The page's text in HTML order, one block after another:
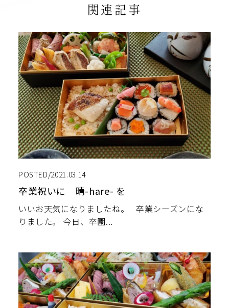
関連記事
POSTED/2021.03.14
卒業祝いに 晴-hare- を
いいお天気になりましたね。 卒業シーズンにな
りました。 今日、卒園...